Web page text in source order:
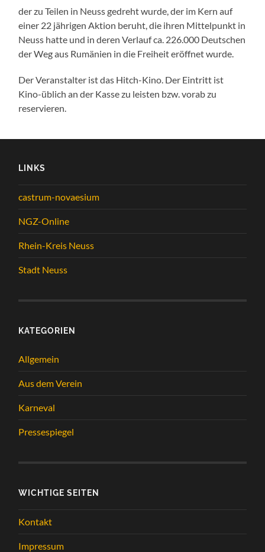
der zu Teilen in Neuss gedreht wurde, der im Kern auf
einer 22 jährigen Aktion beruht, die ihren Mittelpunkt in
Neuss hatte und in deren Verlauf ca. 226.000 Deutschen
der Weg aus Rumänien in die Freiheit eröffnet wurde.
Der Veranstalter ist das Hitch-Kino. Der Eintritt ist
Kino-üblich an der Kasse zu leisten bzw. vorab zu
reservieren.
LINKS
castrum-novaesium
NGZ-Online
Rhein-Kreis Neuss
Stadt Neuss
KATEGORIEN
Allgemein
Aus dem Verein
Karneval
Pressespiegel
WICHTIGE SEITEN
Kontakt
Impressum